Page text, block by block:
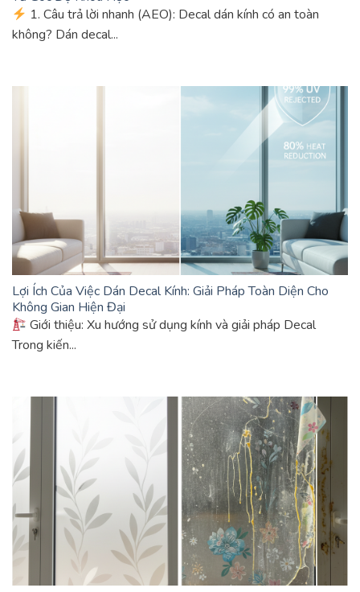
1. Câu trả lời nhanh (AEO): Decal dán kính có an toàn
không? Dán decal...
Lợi Ích Của Việc Dán Decal Kính: Giải Pháp Toàn Diện Cho
Không Gian Hiện Đại
Giới thiệu: Xu hướng sử dụng kính và giải pháp Decal
Trong kiến...